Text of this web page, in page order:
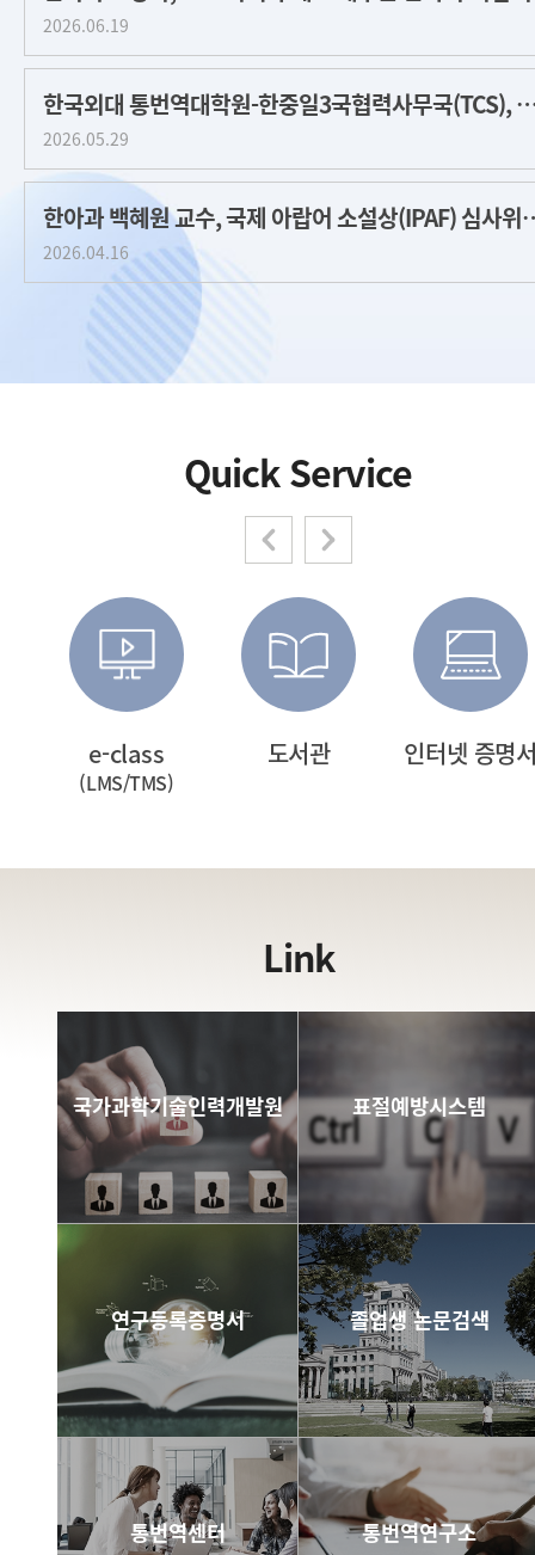
2026.06.19
한국외대 통번역대학원-한중일3국협력사
2026.05.29
한아과 백혜원 교
2026.04.16
Quick Service
e-class
(LMS/TMS)
도서관 인터넷 증명
Link
국가과학기술인력개발원 표절예방시스템
바로가기
연구등록증명서 졸업생 논문검색
바로가기
통번역센터 통번역연구소